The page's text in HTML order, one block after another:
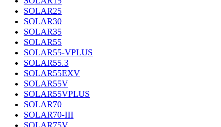
SOLAR25
SOLAR30
SOLAR35
SOLAR55
SOLAR55-VPLUS
SOLAR55.3
SOLAR55EXV
SOLAR55V
SOLAR55VPLUS
SOLAR70
SOLAR70-III
SOLAR75V